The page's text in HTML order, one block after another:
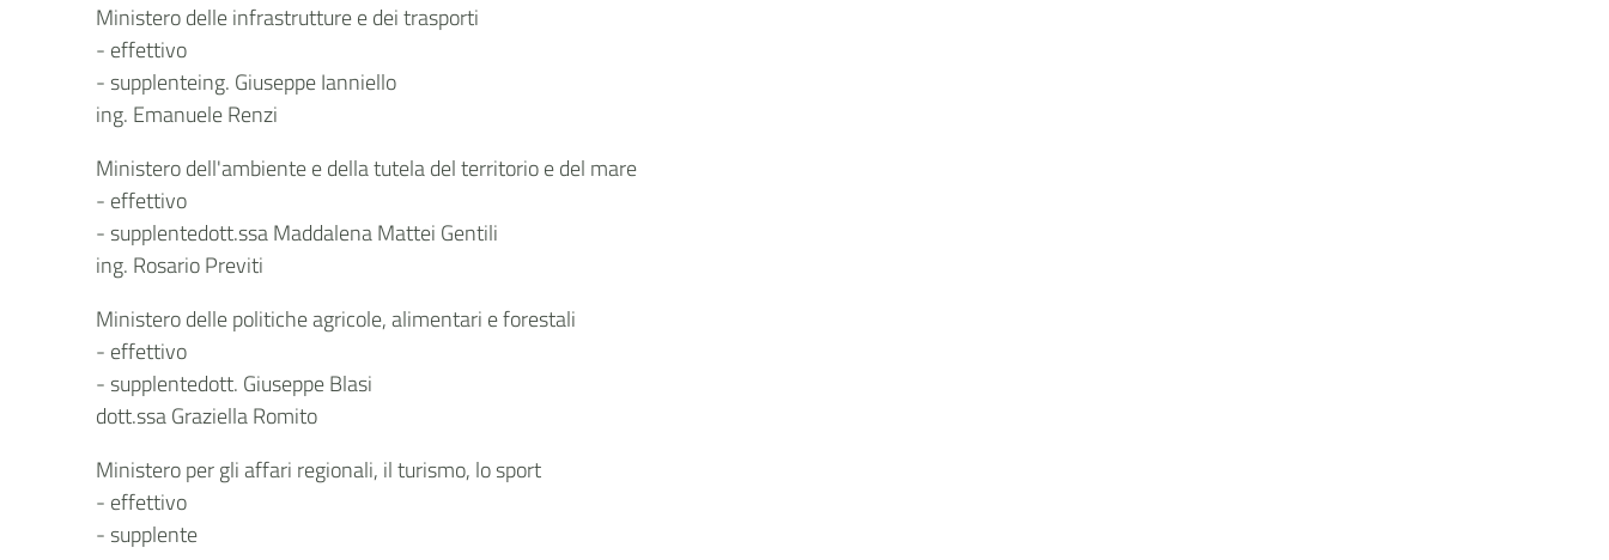
Ministero delle infrastrutture e dei trasporti
- effettivo
- supplenteing. Giuseppe Ianniello
ing. Emanuele Renzi
Ministero dell'ambiente e della tutela del territorio e del mare
- effettivo
- supplentedott.ssa Maddalena Mattei Gentili
ing. Rosario Previti
Ministero delle politiche agricole, alimentari e forestali
- effettivo
- supplentedott. Giuseppe Blasi
dott.ssa Graziella Romito
Ministero per gli affari regionali, il turismo, lo sport
- effettivo
- supplente